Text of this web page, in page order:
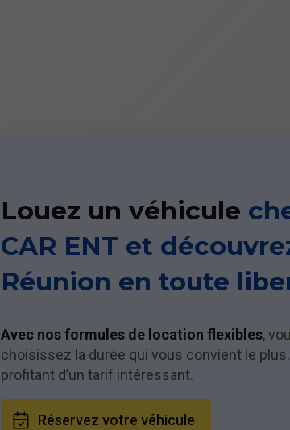
Louez un véhicule
CAR ENT et
Réunion en toute
Avec nos formules de location flexibles,
choisissez la durée qui vous convient le
profitant d’un tarif intéressant.
Réservez votre véhicule